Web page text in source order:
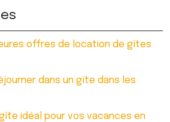
offres de location de gîtes
dans un gîte dans les
idéal pour vos vacances en